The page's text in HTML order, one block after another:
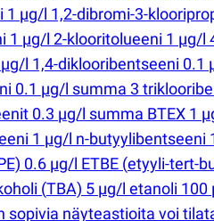
1 µg/l 1,2-dibromi-3-
1 µg/l 2-klooritolueeni 1 µg/
l 1,4-diklooribentseeni
0.1 µg/l summa 3
0.3 µg/l summa BTEX 1
1 µg/l n-
0.6 µg/l ETBE (etyyli-tert-
(TBA) 5 µg/l etanoli
sopivia näyteastioita voi